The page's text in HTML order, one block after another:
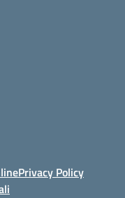
Privacy Policy